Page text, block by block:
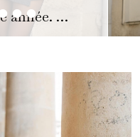
••
année. …